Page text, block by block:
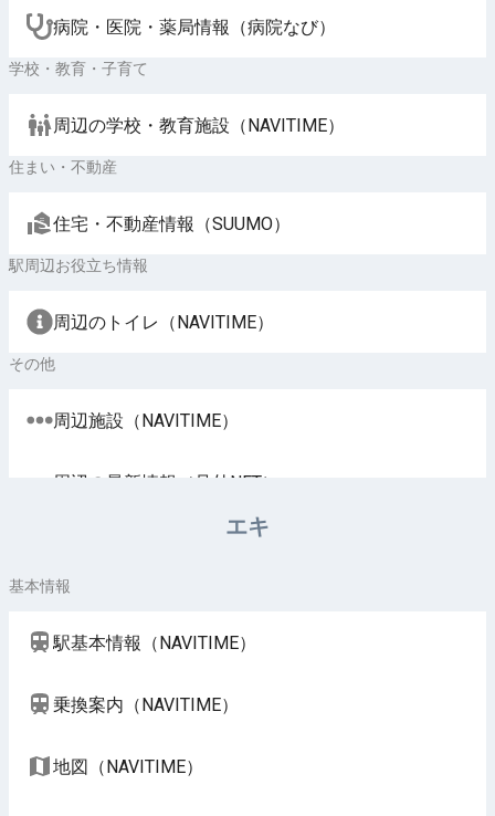
病院・医院・薬局情報（病院なび）
学校・教育・子育て
周辺の学校・教育施設（NAVITIME）
住まい・不動産
住宅・不動産情報（SUUMO）
駅周辺お役立ち情報
周辺のトイレ（NAVITIME）
その他
周辺施設（NAVITIME）
周辺の最新情報（号外NET）
エキ
基本情報
駅基本情報（NAVITIME）
乗換案内（NAVITIME）
地図（NAVITIME）